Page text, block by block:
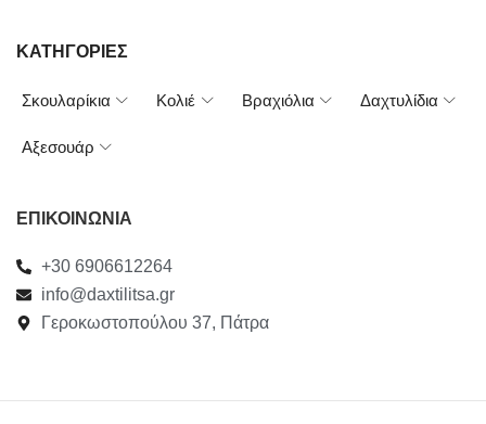
ΚΑΤΗΓΟΡΙΕΣ
Σκουλαρίκια Κολιέ Βραχιόλια Δαχτυλίδια
Αξεσουάρ
ΕΠΙΚΟΙΝΩΝΙΑ
+30 6906612264
info@daxtilitsa.gr
Γεροκωστοπούλου 37, Πάτρα